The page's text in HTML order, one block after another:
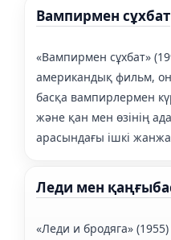
Вампирмен сұхбат
«Вампирмен сұхбат»
американдық фильм,
басқа вампирлермен
және қан мен өзінің
арасындағы ішкі
Леди мен
«Леди и бродяга» (1955)